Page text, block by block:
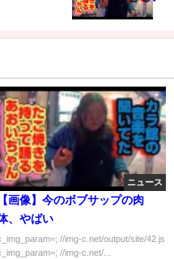
ニュース
【画像】今のボブサップの肉
、やばい
//img-c.net/output/site/42.js
//img-c.net/...